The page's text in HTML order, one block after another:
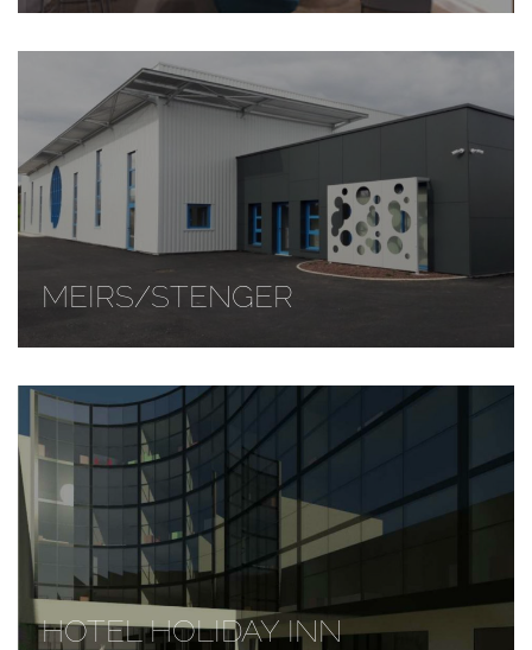
MEIRS/STENGER
HOTEL HOLIDAY INN